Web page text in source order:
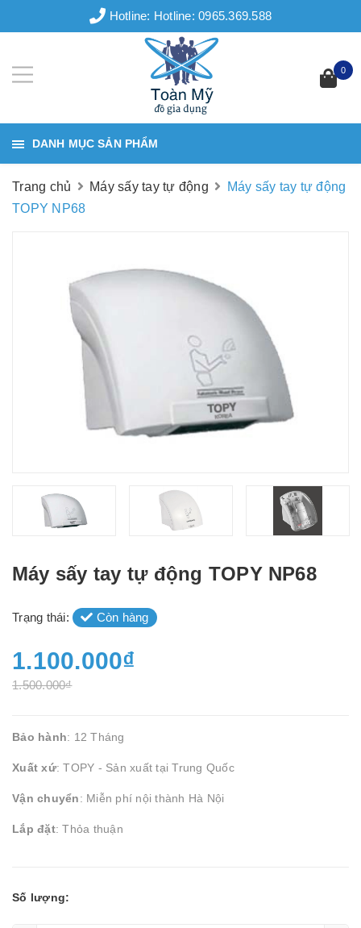
Hotline: Hotline: 0965.369.588
0
DANH MỤC SẢN PHẨM
Trang chủ Máy sấy tay tự động
Máy sấy tay tự động
TOPY NP68
Máy sấy tay tự động TOPY NP68
Trạng thái: Còn hàng
1.100.000₫
1.500.000₫
Bảo hành: 12 Tháng
Xuất xứ: TOPY - Sản xuất tại Trung Quốc
Vận chuyển: Miễn phí nội thành Hà Nội
Lắp đặt: Thỏa thuận
Số lượng: